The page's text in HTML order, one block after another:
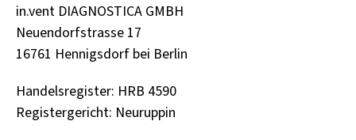
in.​vent DIA­GNOSTI­CA GMBH
Neu­en­dorf­stras­se 17
16761 Hen­nigs­dorf bei Ber­lin
Han­dels­re­gis­ter: HRB 4590
Re­gis­ter­ge­richt: Neu­rup­pin